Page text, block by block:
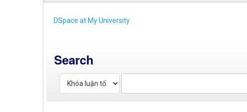
DSpace at My University
Search